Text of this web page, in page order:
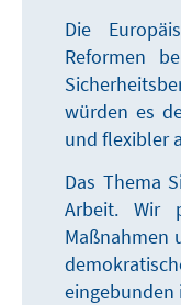
Die
Reformen
würden es
und flexibler
Das Thema
Arbeit. Wir
Maßnahmen
eingebunden